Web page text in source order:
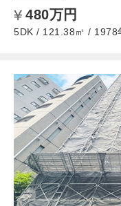
480万円
5DK / 121.38㎡ / 1978